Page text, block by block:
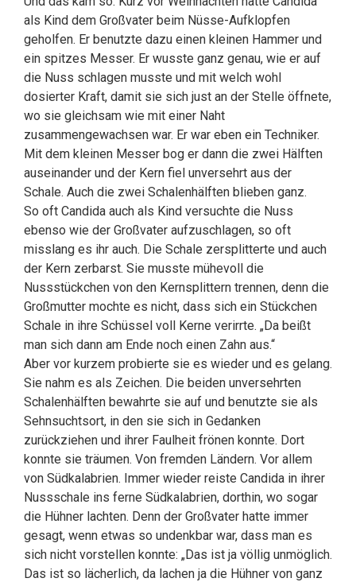
als Kind dem Großvater beim Nüsse-Aufklopfen
geholfen. Er benutzte dazu einen kleinen Hammer und
ein spitzes Messer. Er wusste ganz genau, wie er auf
die Nuss schlagen musste und mit welch wohl
dosierter Kraft, damit sie sich just an der Stelle öffnete,
wo sie gleichsam wie mit einer Naht
zusammengewachsen war. Er war eben ein Techniker.
Mit dem kleinen Messer bog er dann die zwei Hälften
auseinander und der Kern fiel unversehrt aus der
Schale. Auch die zwei Schalenhälften blieben ganz.
So oft Candida auch als Kind versuchte die Nuss
ebenso wie der Großvater aufzuschlagen, so oft
misslang es ihr auch. Die Schale zersplitterte und auch
der Kern zerbarst. Sie musste mühevoll die
Nussstückchen von den Kernsplittern trennen, denn die
Großmutter mochte es nicht, dass sich ein Stückchen
Schale in ihre Schüssel voll Kerne verirrte. „Da beißt
man sich dann am Ende noch einen Zahn aus.“
Aber vor kurzem probierte sie es wieder und es gelang.
Sie nahm es als Zeichen. Die beiden unversehrten
Schalenhälften bewahrte sie auf und benutzte sie als
Sehnsuchtsort, in den sie sich in Gedanken
zurückziehen und ihrer Faulheit frönen konnte. Dort
konnte sie träumen. Von fremden Ländern. Vor allem
von Südkalabrien. Immer wieder reiste Candida in ihrer
Nussschale ins ferne Südkalabrien, dorthin, wo sogar
die Hühner lachten. Denn der Großvater hatte immer
gesagt, wenn etwas so undenkbar war, dass man es
sich nicht vorstellen konnte: „Das ist ja völlig unmöglich.
Das ist so lächerlich, da lachen ja die Hühner von ganz